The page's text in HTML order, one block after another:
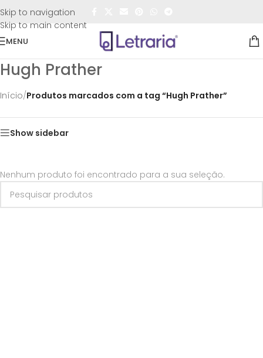
Skip to navigation
Skip to main content
FRETE GRÁTIS
MENU
Hugh Prather
Início/Produtos marcados com a tag “Hugh Prather”
Show sidebar
Nenhum produto foi encontrado para a sua seleção.